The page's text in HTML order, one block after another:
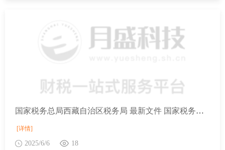
国家税务总局西藏自治区税务局 最新文件 国家税务总局关于发布《纳税缴费信用管理办法》的公告
[详情]
2025/6/6 18